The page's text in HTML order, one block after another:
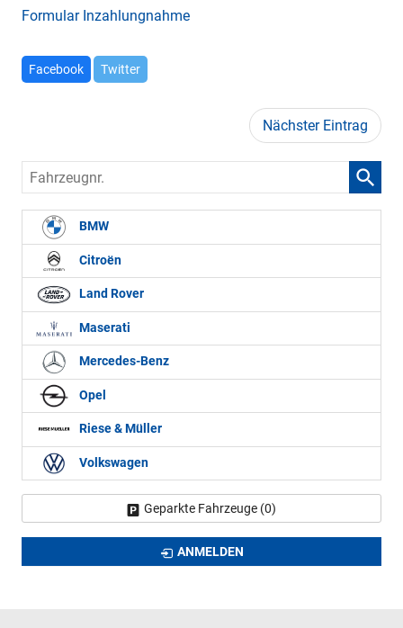
Formular Inzahlungnahme
Facebook Twitter
Nächster Eintrag
Fahrzeugnr.
BMW
Citroën
Land Rover
Maserati
Mercedes-Benz
Opel
Riese & Müller
Volkswagen
Geparkte Fahrzeuge (0)
ANMELDEN